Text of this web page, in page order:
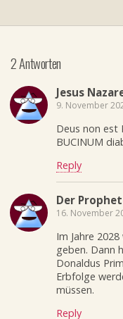
2 Antworten
Jesus
9. November
Deus non est
BUCINUM
Reply
Der Prophet
16. November
Im Jahre
geben. Dann
Donaldus
Erbfolge
müssen.
Reply